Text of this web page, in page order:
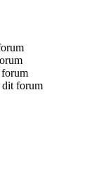
dit forum